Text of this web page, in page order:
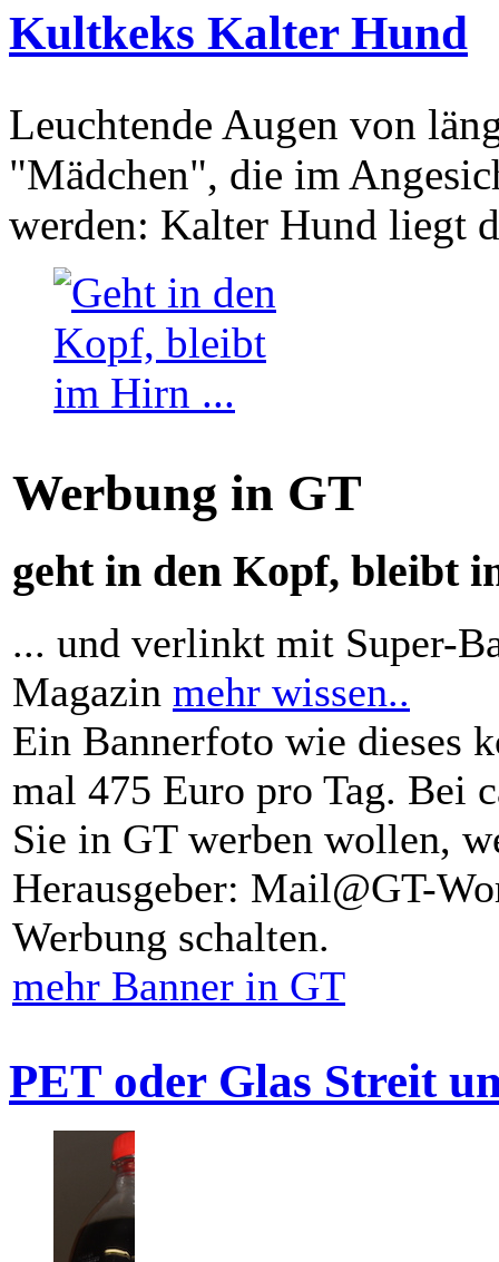
Kultkeks Kalter Hund
Leuchtende Augen von
"Mädchen", die im
werden: Kalter Hund liegt
Werbung in GT
geht in den Kopf, bleibt
... und verlinkt mit Super-
Magazin mehr wissen..
Ein Bannerfoto wie dieses
mal 475 Euro pro Tag. Bei
Sie in GT werben wollen,
Herausgeber: Mail@GT-
Werbung schalten.
mehr Banner in GT
PET oder Glas Streit